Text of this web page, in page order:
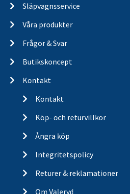
Släpvagnsservice
Våra produkter
Frågor & Svar
Butikskoncept
Kontakt
Kontakt
Köp- och returvillkor
Ångra köp
Integritetspolicy
Returer & reklamationer
Om Valeryd